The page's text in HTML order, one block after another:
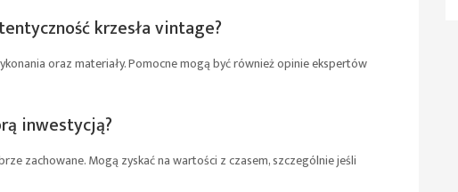
krzesła vintage?
oraz materiały. Pomocne mogą być również opinie ekspertów
inwestycją?
zachowane. Mogą zyskać na wartości z czasem, szczególnie jeśli